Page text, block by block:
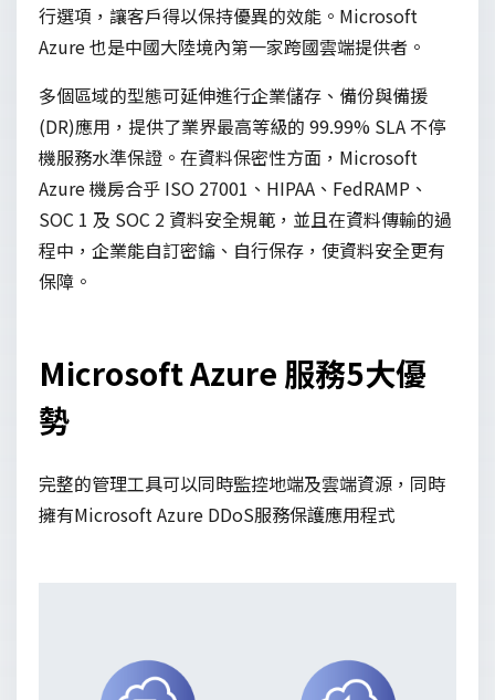
行選項，讓客戶得以保持優異的效能。Microsoft
Azure 也是中國大陸境內第一家跨國雲端提供者。
多個區域的型態可延伸進行企業儲存、備份與備援
(DR)應用，提供了業界最高等級的 99.99% SLA 不停
機服務水準保證。在資料保密性方面，Microsoft
Azure 機房合乎 ISO 27001、HIPAA、FedRAMP、
SOC 1 及 SOC 2 資料安全規範，並且在資料傳輸的過
程中，企業能自訂密鑰、自行保存，使資料安全更有
保障。
Microsoft Azure 服務5大優
勢
完整的管理工具可以同時監控地端及雲端資源，同時
擁有Microsoft Azure DDoS服務保護應用程式